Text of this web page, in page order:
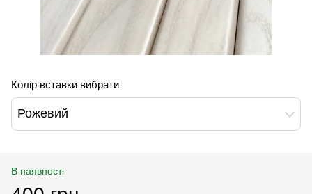
Колір вставки вибрати
Рожевий
В наявності